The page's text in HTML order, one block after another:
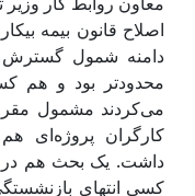
اصلاح قانون بیمه
دامنه شمول گسترش
محدودتر بود و هم
می‌کردند مشمول
کارگران پروژه‌ای
داشت. یک بحث هم در
کسی انتهای